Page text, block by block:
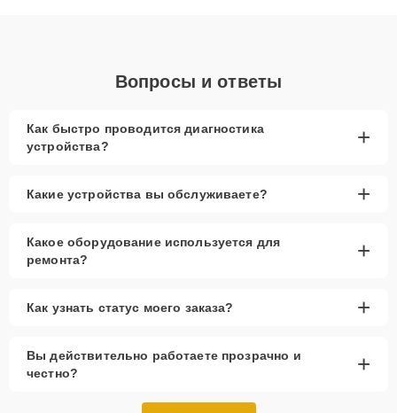
Вопросы и ответы
Как быстро проводится диагностика
устройства?
+
Какие устройства вы обслуживаете? +
Какое оборудование используется для
ремонта?
+
Как узнать статус моего заказа? +
Вы действительно работаете прозрачно и
честно?
+